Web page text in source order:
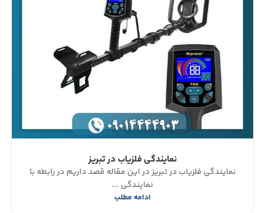
نمایندگی فلزیاب در تبریز
نمایندگی فلزیاب در تبریز در این مقاله قصد داریم در رابطه با
نمایندگی ...
ادامه مطلب